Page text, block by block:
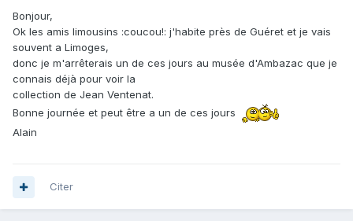
Bonjour,
Ok les amis limousins :coucou!: j'habite près de Guéret et je vais
souvent a Limoges,
donc je m'arrêterais un de ces jours au musée d'Ambazac que je
connais déjà pour voir la
collection de Jean Ventenat.
Bonne journée et peut être a un de ces jours
Alain
Citer